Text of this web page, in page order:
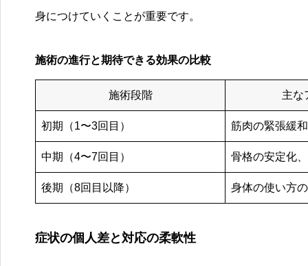
身につけていくことが重要です。
施術の進行と期待できる効果の比較
施術段階 主な
初期（1〜3回目） 筋肉の緊張緩
中期（4〜7回目） 骨格の安定化
後期（8回目以降） 身体の使い方
症状の個人差と対応の柔軟性